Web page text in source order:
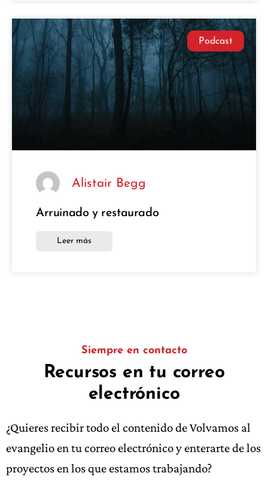
Podcast
Alistair Begg
Arruinado y restaurado
Leer más
Siempre en contacto
Recursos en tu correo
electrónico
¿Quieres recibir todo el contenido de Volvamos al
evangelio en tu correo electrónico y enterarte de los
proyectos en los que estamos trabajando?